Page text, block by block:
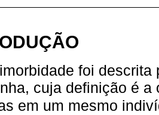
foi
cuja definição é
em um mesmo